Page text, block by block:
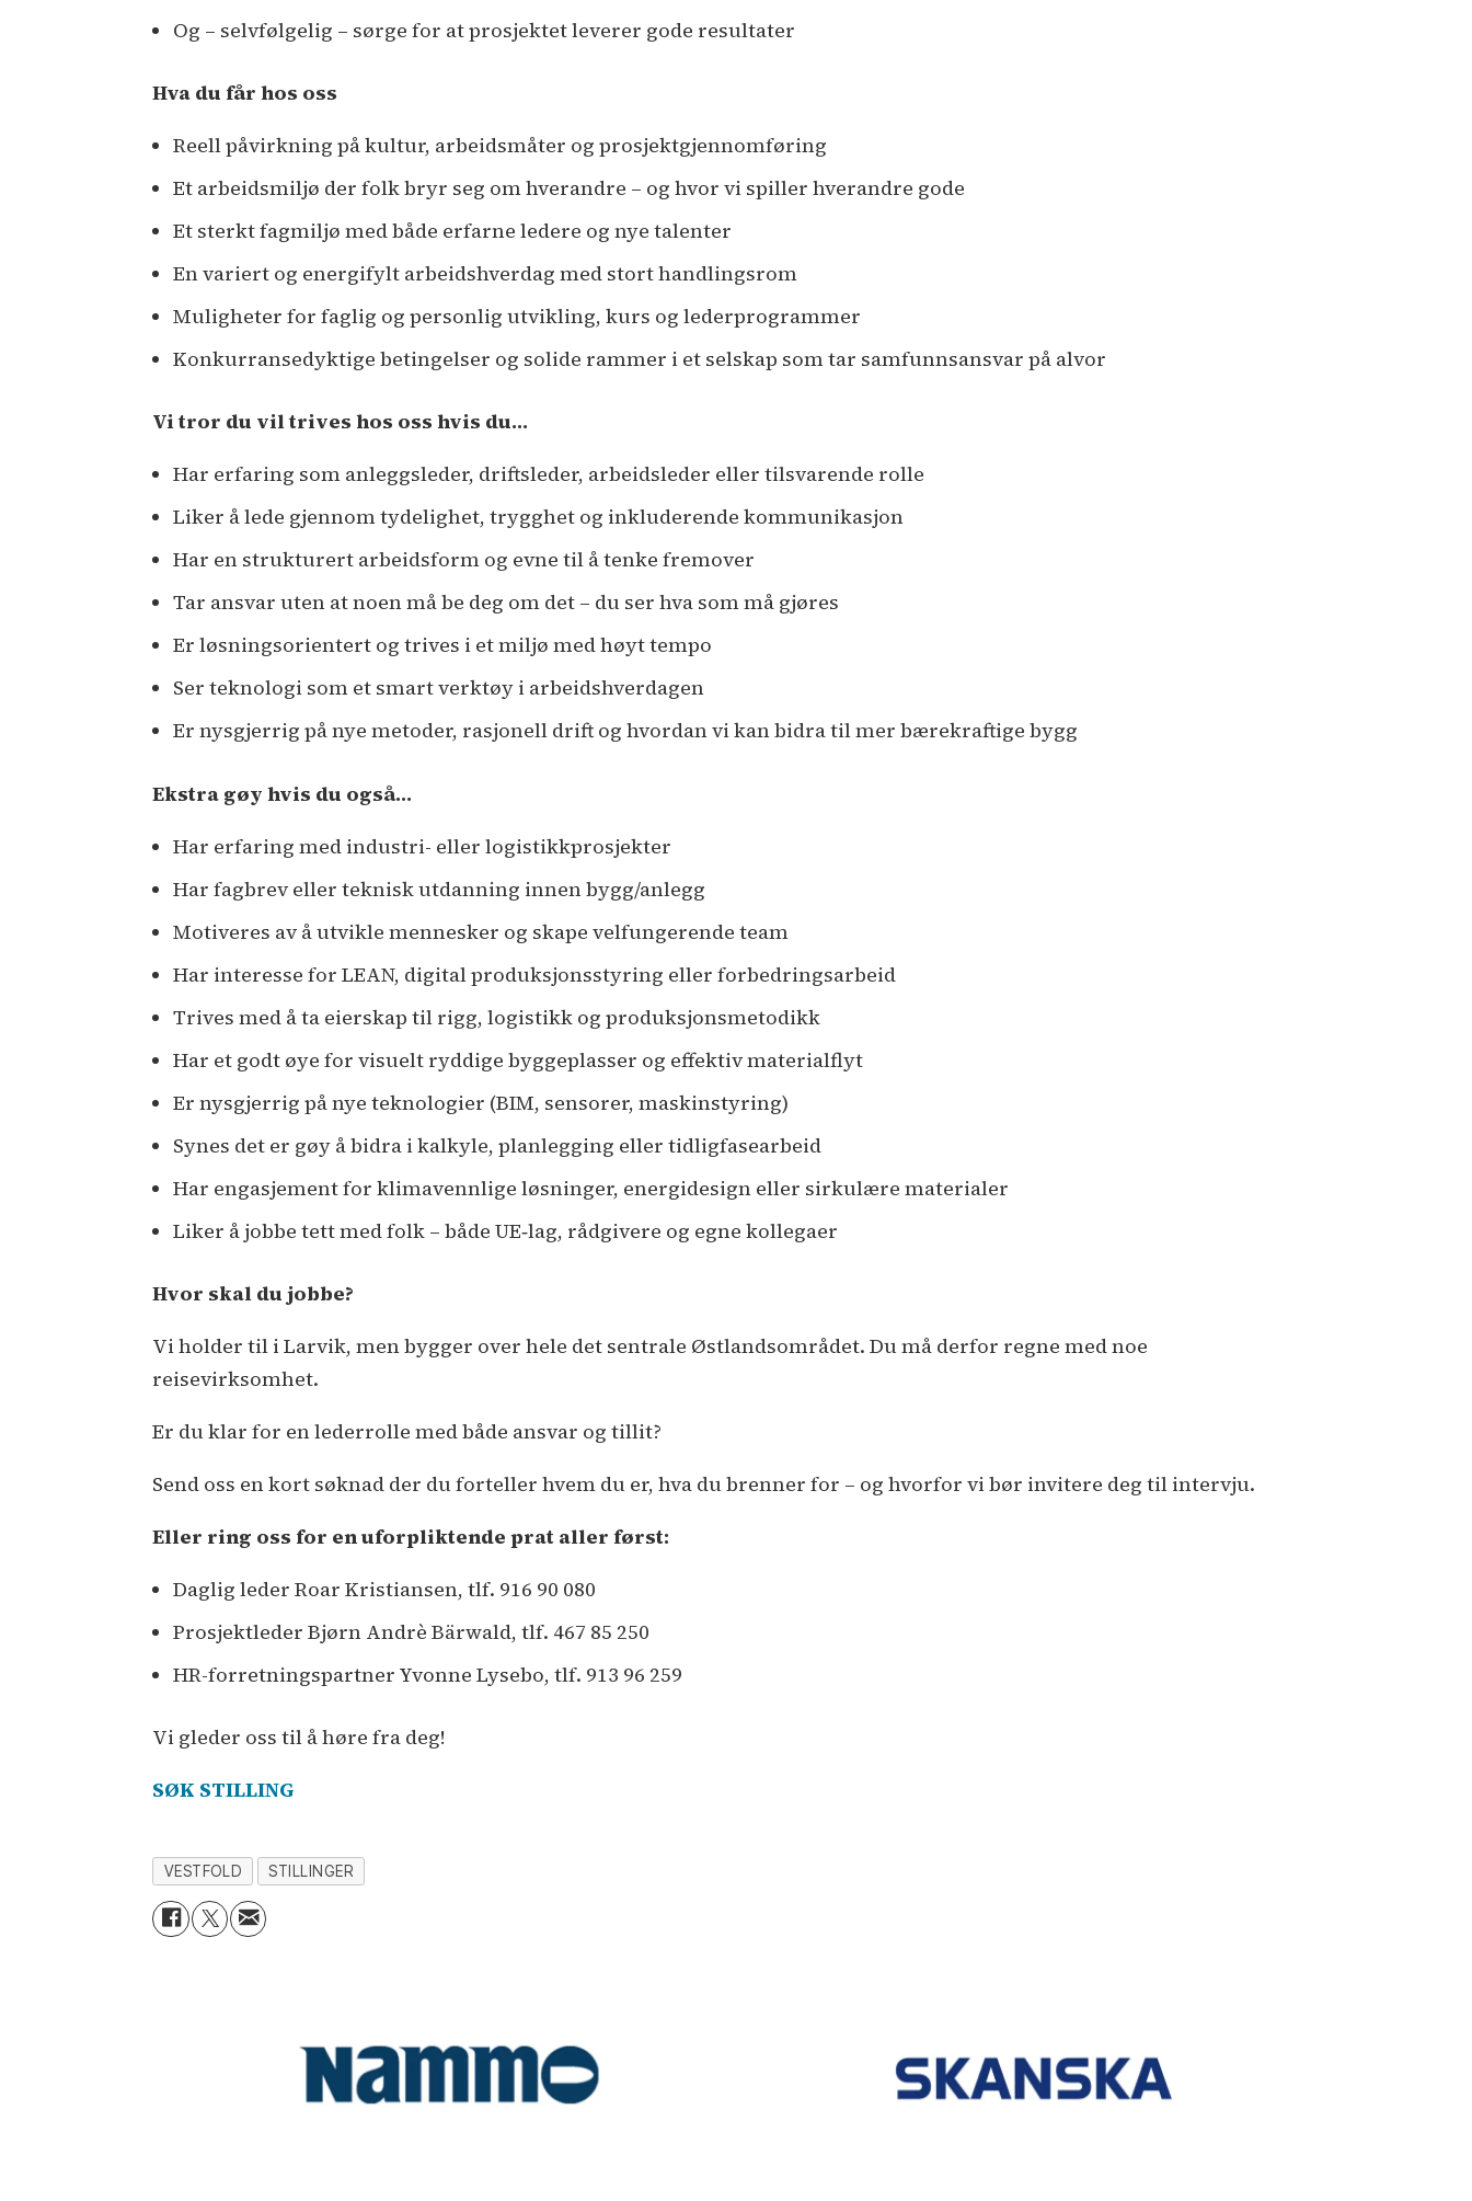
Og – selvfølgelig – sørge for at prosjektet leverer gode resultater
Hva du får hos oss
Reell påvirkning på kultur, arbeidsmåter og prosjektgjennomføring
Et arbeidsmiljø der folk bryr seg om hverandre – og hvor vi spiller hverandre gode
Et sterkt fagmiljø med både erfarne ledere og nye talenter
En variert og energifylt arbeidshverdag med stort handlingsrom
Muligheter for faglig og personlig utvikling, kurs og lederprogrammer
Konkurransedyktige betingelser og solide rammer i et selskap som tar samfunnsansvar på alvor
Vi tror du vil trives hos oss hvis du…
Har erfaring som anleggsleder, driftsleder, arbeidsleder eller tilsvarende rolle
Liker å lede gjennom tydelighet, trygghet og inkluderende kommunikasjon
Har en strukturert arbeidsform og evne til å tenke fremover
Tar ansvar uten at noen må be deg om det – du ser hva som må gjøres
Er løsningsorientert og trives i et miljø med høyt tempo
Ser teknologi som et smart verktøy i arbeidshverdagen
Er nysgjerrig på nye metoder, rasjonell drift og hvordan vi kan bidra til mer bærekraftige bygg
Ekstra gøy hvis du også…
Har erfaring med industri- eller logistikkprosjekter
Har fagbrev eller teknisk utdanning innen bygg/anlegg
Motiveres av å utvikle mennesker og skape velfungerende team
Har interesse for LEAN, digital produksjonsstyring eller forbedringsarbeid
Trives med å ta eierskap til rigg, logistikk og produksjonsmetodikk
Har et godt øye for visuelt ryddige byggeplasser og effektiv materialflyt
Er nysgjerrig på nye teknologier (BIM, sensorer, maskinstyring)
Synes det er gøy å bidra i kalkyle, planlegging eller tidligfasearbeid
Har engasjement for klimavennlige løsninger, energidesign eller sirkulære materialer
Liker å jobbe tett med folk – både UE‑lag, rådgivere og egne kollegaer
Hvor skal du jobbe?
Vi holder til i Larvik, men bygger over hele det sentrale Østlandsområdet. Du må derfor regne med noe
reisevirksomhet.
Er du klar for en lederrolle med både ansvar og tillit?
Send oss en kort søknad der du forteller hvem du er, hva du brenner for – og hvorfor vi bør invitere deg til intervju.
Eller ring oss for en uforpliktende prat aller først:
Daglig leder Roar Kristiansen, tlf. 916 90 080
Prosjektleder Bjørn Andrè Bärwald, tlf. 467 85 250
HR-forretningspartner Yvonne Lysebo, tlf. 913 96 259
Vi gleder oss til å høre fra deg!
SØK STILLING
VESTFOLD STILLINGER